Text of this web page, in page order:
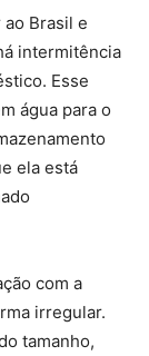
Brasil e
intermitência
Esse
água para o
ela está
com a
irregular.
tamanho,